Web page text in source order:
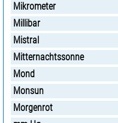
Mikrometer
Millibar
Mistral
Mitternachtssonne
Mond
Monsun
Morgenrot